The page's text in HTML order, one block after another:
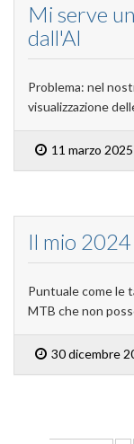
Mi serve
dall'AI
Problema: nel
visualizzazione
11 marzo
Il mio
Puntuale come le
MTB che non
30 dicembre